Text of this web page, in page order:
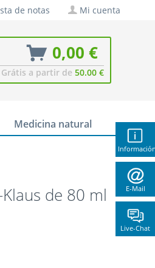
E-Mail
Live-Chat
de notas Mi cuenta
0,00 €
a partir de 50.00 €
Medicina natural
de 80 ml